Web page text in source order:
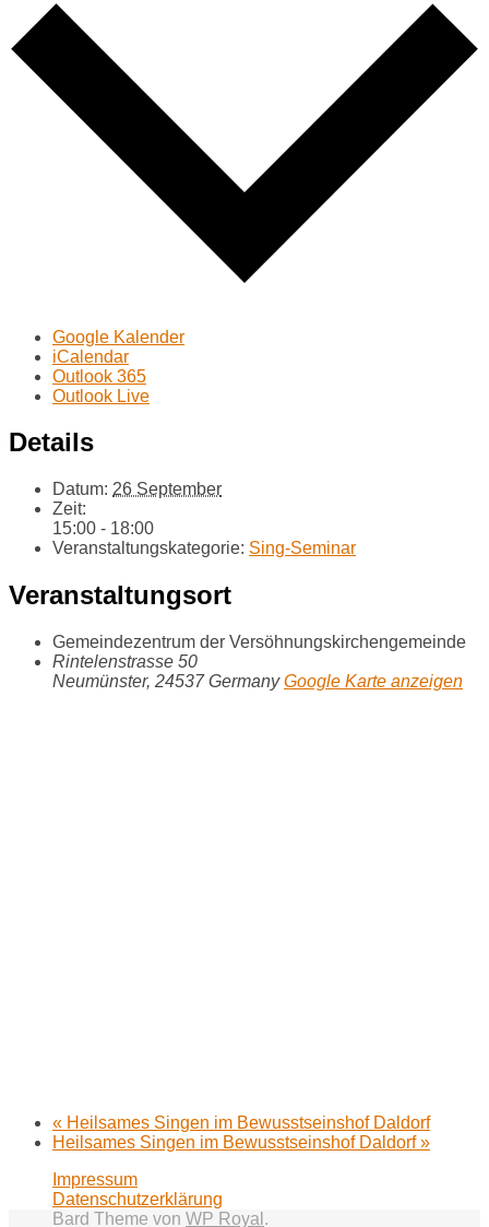
Google Kalender
iCalendar
Outlook 365
Outlook Live
Details
Datum: 26 September
Zeit:
15:00 - 18:00
Veranstaltungskategorie: Sing-Seminar
Veranstaltungsort
Gemeindezentrum der Versöhnungskirchengemeinde
Rintelenstrasse 50
Neumünster, 24537 Germany Google Karte anzeigen
« Heilsames Singen im Bewusstseinshof Daldorf
Heilsames Singen im Bewusstseinshof Daldorf»
Impressum
Datenschutzerklärung
Bard Theme von WP Royal .